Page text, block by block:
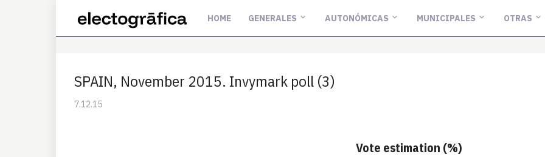
HOME GENERALES AUTONÓMICAS MUNICIPALES OTRAS
SPAIN, November 2015. Invymark poll (3)
7.12.15
Vote estimation (%)